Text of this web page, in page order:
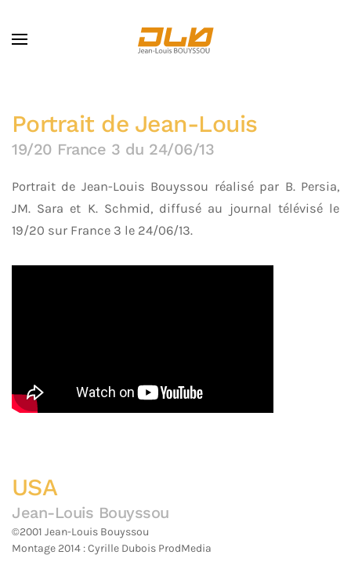
Skip to main content
Portrait de Jean-Louis
19/20 France 3 du 24/06/13
Portrait de Jean-Louis Bouyssou réalisé par B. Persia,
JM. Sara et K. Schmid, diffusé au journal télévisé le
19/20 sur France 3 le 24/06/13.
USA
Jean-Louis Bouyssou
©2001 Jean-Louis Bouyssou
Montage 2014 : Cyrille Dubois ProdMedia